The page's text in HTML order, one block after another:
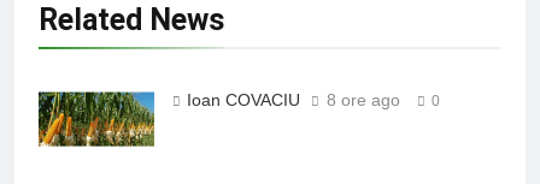
Related News
Ioan COVACIU 8 ore ago 0